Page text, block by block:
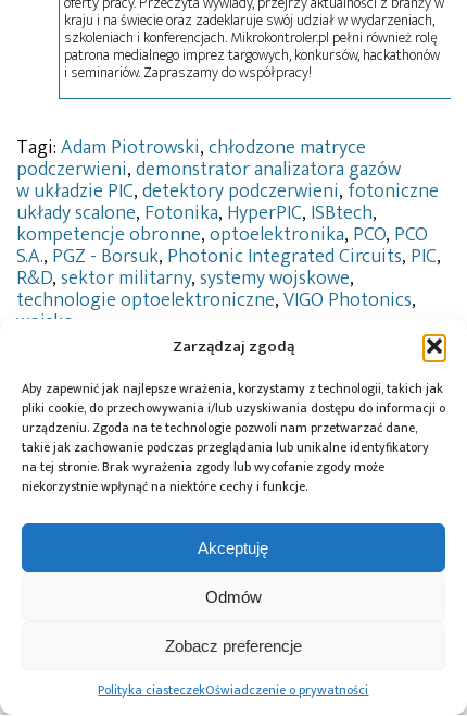
Zarządzaj zgodą
Aby zapewnić jak najlepsze wrażenia, korzystamy z technologii, takich jak
pliki cookie, do przechowywania i/lub uzyskiwania dostępu do informacji o
urządzeniu. Zgoda na te technologie pozwoli nam przetwarzać dane,
takie jak zachowanie podczas przeglądania lub unikalne identyfikatory
na tej stronie. Brak wyrażenia zgody lub wycofanie zgody może
niekorzystnie wpłynąć na niektóre cechy i funkcje.
Akceptuję
Odmów
Zobacz preferencje
Polityka ciasteczekOświadczenie o prywatności
kraju i na świecie oraz zadeklaruje swój udział w wydarzeniach,
szkoleniach i konferencjach. Mikrokontroler.pl pełni również rolę
patrona medialnego imprez targowych, konkursów, hackathonów
i seminariów. Zapraszamy do współpracy!
Tagi:Adam Piotrowski,chłodzone matryce
podczerwieni,demonstrator analizatora gazów
w układzie PIC,detektory podczerwieni, fotoniczne
układy scalone, Fotonika, HyperPIC, ISBtech,
kompetencje obronne,optoelektronika, PCO, PCO
S.A., PGZ - Borsuk, Photonic Integrated Circuits, PIC,
R&D,sektor militarny,systemy wojskowe,
technologie optoelektroniczne,VIGO Photonics,
wojsko
Przeczytaj również:
odnotowało w Q3
Vigo Photonics
z 48% wzrostem
przychodów.
portfel zamówień
umacnia
przemysłem
obronnym –
porozumienia
z PCO oraz CRW